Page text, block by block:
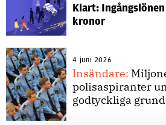
Klart:
kronor
4 juni 2026
Insändare:
polisaspiranter
godtyckliga